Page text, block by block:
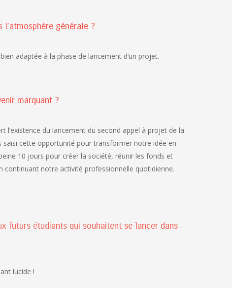
l’atmosphère générale ?
adaptée à la phase de lancement d’un projet.
marquant ?
l’existence du lancement du second appel à projet de la
saisi cette opportunité pour transformer notre idée en
10 jours pour créer la société, réunir les fonds et
continuant notre activité professionnelle quotidienne.
futurs étudiants qui souhaitent se lancer dans
lucide !